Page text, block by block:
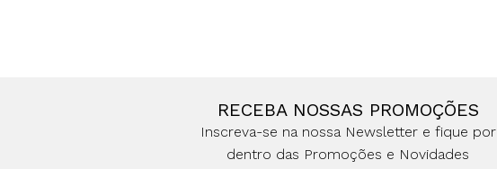
RECEBA NOSSAS PROMOÇÕES
Inscreva-se na nossa Newsletter e fique por
dentro das Promoções e Novidades